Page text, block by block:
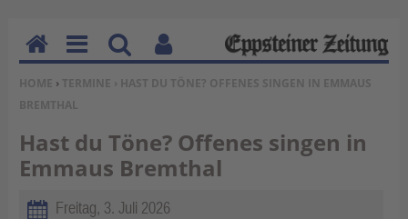
SIE BEFINDEN SICH HIER:
HOME › TERMINE › HAST DU TÖNE? OFFENES SINGEN IN EMMAUS
BREMTHAL
Hast du Töne? Offenes singen in
Emmaus Bremthal
Freitag, 3. Juli 2026
H
o
m
e
M
en
u
Su
ch
Be
nu
erf
un
kti
on